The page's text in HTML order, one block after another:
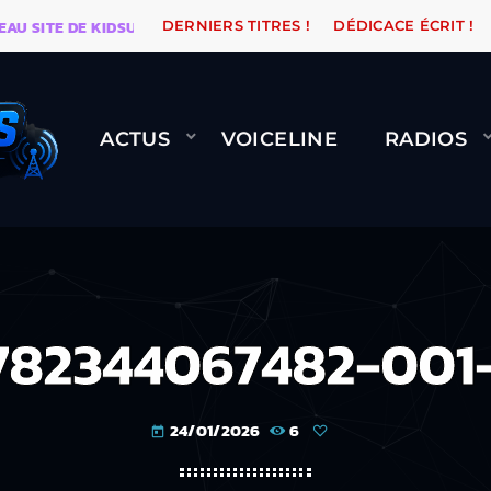
DE KIDSUNE WARÉTRO ORANGE ROAD QUI
DERNIERS TITRES ! DÉDICACE ÉCRIT !
ACTUS VOICELINE RADIOS
today 24/01/2026 6